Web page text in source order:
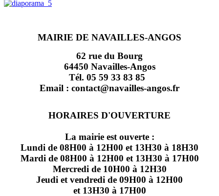
MAIRIE DE NAVAILLES-ANGOS
62 rue du Bourg
64450 Navailles-Angos
Tél. 05 59 33 83 85
Email : contact@navailles-angos.fr
HORAIRES D'OUVERTURE
La mairie est ouverte :
Lundi de 08H00 à 12H00 et 13H30 à 18H30
Mardi de 08H00 à 12H00 et 13H30 à 17H00
Mercredi de 10H00 à 12H30
Jeudi et vendredi de 09H00 à 12H00
et 13H30 à 17H00